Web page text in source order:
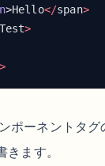
>Hello</span >
>
ポーネントタグ
ます。